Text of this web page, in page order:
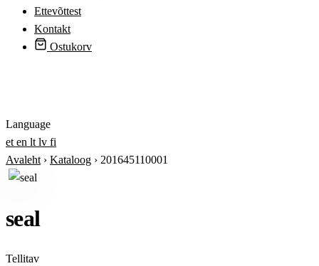
Ettevõttest
Kontakt
Ostukorv
Language
et en lt lv fi
Avaleht › Kataloog › 201645110001
seal
Tellitav